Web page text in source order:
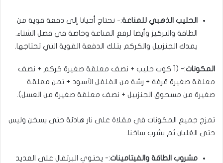
الحليب الذهبي للمناعة:- نحتاج أحيانا إلى دفعة قوية من
الطاقة والتركيز وأيضا لرفع المناعة وخاصة في فصل الشتاء.
يمدك الجنزبيل والكركم بتلك الدفعة القوية التي تحتاجها.
المكونات
:- (1 كوب حليب + نصف معلقة صغيرة كركم + نصف
معلقة صغيرة قرفة + رشة من الفلفل الأسود + تمن معلقة
صغيرة من مسحوق الجنزبيل + نصف معلقة صغيرة من العسل).
تمزج جميع المكونات في مقلاة على نار هادئة حتى يسخن وليس
حتى الغليان ثم يشرب ساخنا.
مشروب الطاقة والفيتامينات:- يحتوي البرتقال على العديد